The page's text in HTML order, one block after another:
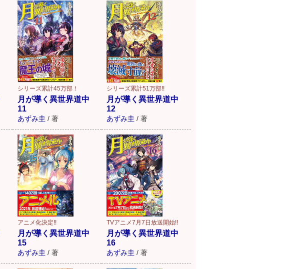
シリーズ累計45万部！
月が導く異世界道中
11
あずみ圭 / 著
シリーズ累計51万部!!
月が導く異世界道中
12
あずみ圭 / 著
アニメ化決定!!
月が導く異世界道中
15
あずみ圭 / 著
TVアニメ7月7日放送開始!!
月が導く異世界道中
16
あずみ圭 / 著